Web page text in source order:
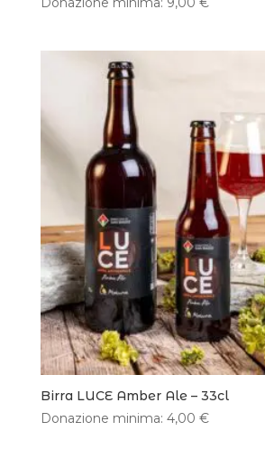
Birra LUCE Amber Ale – 33cl
Donazione minima: 4,00 €